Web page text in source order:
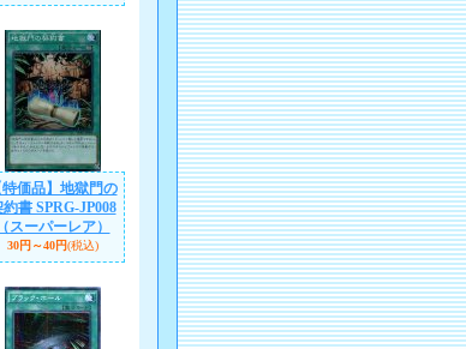
特価品】地獄門の
約書 SPRG-JP008
（スーパーレア）
30円～40円(税込)